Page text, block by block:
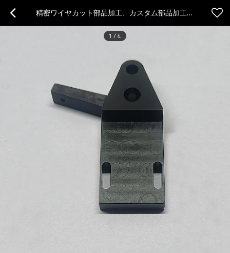
精密ワイヤカット部品加工、カスタム部品加工、半導体部品加工
1 /4